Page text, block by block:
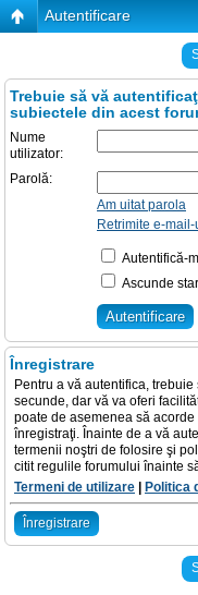
Autentificare
Trebuie să vă
subiectele din acest
Nume
utilizator:
Parolă:
Am uitat parola
Retrimite e-
Autentifică-
Ascunde
Înregistrare
Pentru a vă autentifica,
secunde, dar vă va oferi
poate de asemenea să
înregistraţi. Înainte de a vă
termenii noştri de folosire şi
citit regulile forumului înainte
Termeni de utilizare
Politica
Înregistrare